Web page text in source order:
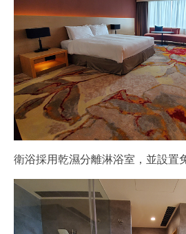
衛浴採用乾濕分離淋浴室，並設置